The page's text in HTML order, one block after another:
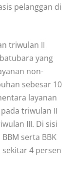
pelanggan di
triwulan II
yang
non-
sebesar 10
layanan
triwulan II
III. Di sisi
serta BBK
4 persen